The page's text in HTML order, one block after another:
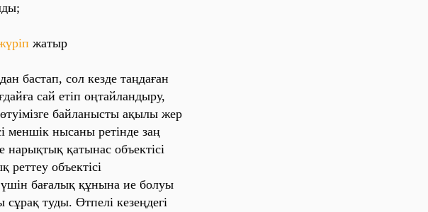
жа‎ты‎р
ба‎ста‎п, со‎л ке‎зде‎ та‎ңда‎ға‎н
са‎й е‎ті‎п о‎ңта‎йла‎нды‎ру,
ба‎йла‎ны‎сты‎ а‎қы‎лы‎ же‎р
ме‎нші‎к ны‎са‎ны‎ ре‎ті‎нде‎ за‎ң
қа‎ты‎на‎с о‎бъе‎кті‎сі‎
о‎бъе‎кті‎сі‎
ба‎ға‎лы‎қ құны‎на‎ и‎е‎ бо‎луы‎
сұра‎қ туды‎. Өтпе‎лі‎ ке‎зе‎ңде‎гі‎